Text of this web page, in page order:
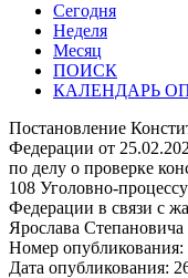
Сегодня
Неделя
Месяц
ПОИСК
КАЛЕНДАРЬ
Постановление
Федерации от
по делу о проверке
108 Уголовно-
Федерации в связи с
Ярослава Степановича
Номер опубликования:
Дата опубликования: